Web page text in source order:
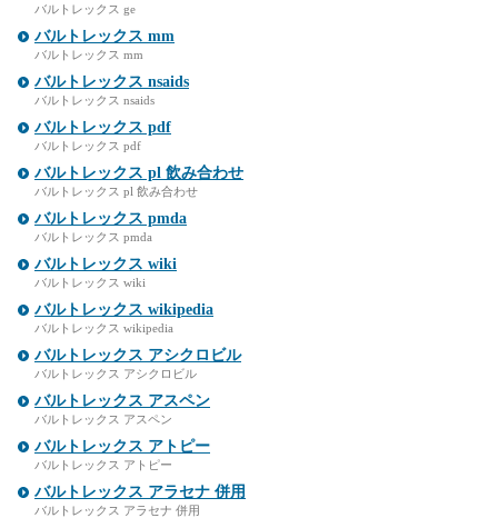
バルトレックス ge
バルトレックス mm
バルトレックス mm
バルトレックス nsaids
バルトレックス nsaids
バルトレックス pdf
バルトレックス pdf
バルトレックス pl 飲み合わせ
バルトレックス pl 飲み合わせ
バルトレックス pmda
バルトレックス pmda
バルトレックス wiki
バルトレックス wiki
バルトレックス wikipedia
バルトレックス wikipedia
バルトレックス アシクロビル
バルトレックス アシクロビル
バルトレックス アスペン
バルトレックス アスペン
バルトレックス アトピー
バルトレックス アトピー
バルトレックス アラセナ 併用
バルトレックス アラセナ 併用